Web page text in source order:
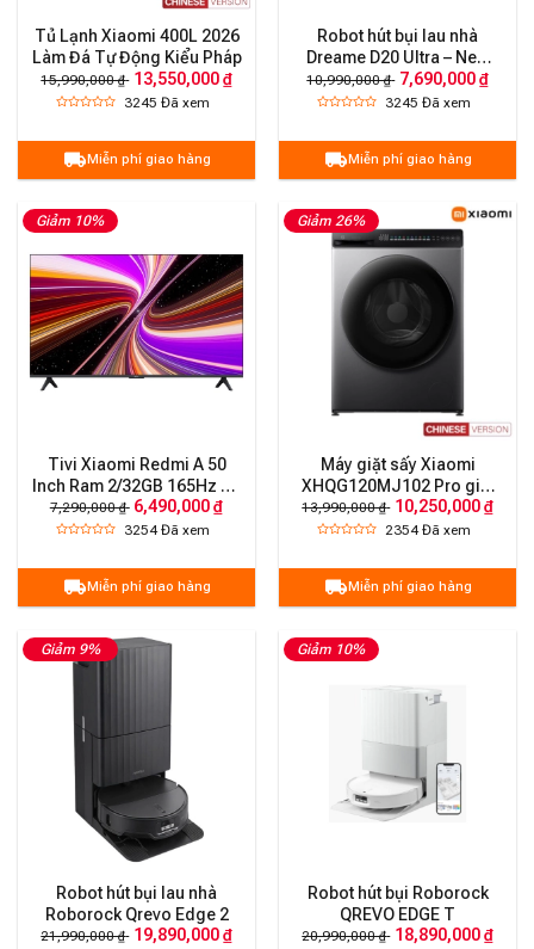
Tủ Lạnh Xiaomi 400L 2026
Làm Đá Tự Động Kiểu Pháp
15,990,000 ₫ 13,550,000 ₫
3245 Đã xem
Miễn phí giao hàng
Robot hút bụi lau nhà
Dreame D20 Ultra – New
2025
10,990,000 ₫ 7,690,000 ₫
3245 Đã xem
Miễn phí giao hàng
Giảm 10%
Tivi Xiaomi Redmi A 50
Inch Ram 2/32GB 165Hz 4K
phiên bản nội địa
7,290,000 ₫ 6,490,000 ₫
3254Đã xem
Miễn phí giao hàng
Giảm 26%
Máy giặt sấy Xiaomi
XHQG120MJ102 Pro giặt
12kg sấy 9kg Công Nghệ
Oxygen
13,990,000 ₫ 10,250,000 ₫
2354Đã xem
Miễn phí giao hàng
Giảm 9%
Robot hút bụi lau nhà
Roborock Qrevo Edge 2
21,990,000 ₫ 19,890,000 ₫
Giảm 10%
Robot hút bụi Roborock
QREVO EDGE T
20,990,000 ₫ 18,890,000 ₫